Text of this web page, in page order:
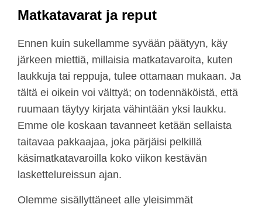
Matkatavarat ja reput
Ennen kuin sukellamme syvään päätyyn, käy
järkeen miettiä, millaisia matkatavaroita, kuten
laukkuja tai reppuja, tulee ottamaan mukaan. Ja
tältä ei oikein voi välttyä; on todennäköistä, että
ruumaan täytyy kirjata vähintään yksi laukku.
Emme ole koskaan tavanneet ketään sellaista
taitavaa pakkaajaa, joka pärjäisi pelkillä
käsimatkatavaroilla koko viikon kestävän
laskettelureissun ajan.
Olemme sisällyttäneet alle yleisimmät